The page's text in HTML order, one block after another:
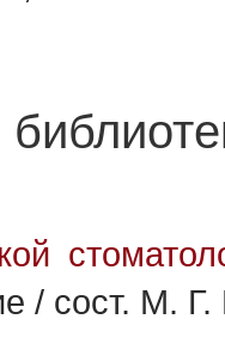
/ сост. М.